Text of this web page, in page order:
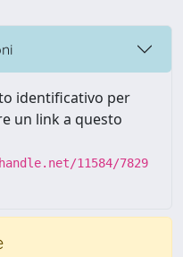
identificativo per
un link a questo
11584/7829